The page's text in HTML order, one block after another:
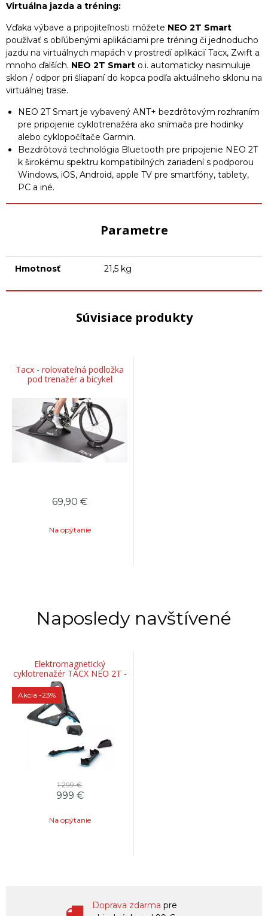
Virtuálna jazda a tréning:
Vďaka výbave a pripojiteľnosti môžete NEO 2T Smart
používať s obľúbenými aplikáciami pre tréning či jednoducho
jazdu na virtuálnych mapách v prostredí aplikácií Tacx, Zwift a
mnoho ďalších. NEO 2T Smart o.i. automaticky nasimuluje
sklon / odpor pri šliapaní do kopca podľa aktuálneho sklonu na
virtuálnej trase.
NEO 2T Smart je vybavený ANT+ bezdrôtovým rozhraním
pre pripojenie cyklotrenažéra ako snímača pre hodinky
alebo cyklopočítače Garmin.
Bezdrôtová technológia Bluetooth pre pripojenie NEO 2T
k širokému spektru kompatibilných zariadení s podporou
Windows, iOS, Android, apple TV pre smartfóny, tablety,
PC a iné.
Parametre
Hmotnosť 21,5 kg
Súvisiace produkty
Tacx - rolovateľná podložka
pod trenažér a bicykel
69,90 €
Na opýtanie
Naposledy navštívené
Elektromagnetický
cyklotrenažér TACX NEO 2T -
smart
Akcia -23%
1 299 €
999 €
Na opýtanie
Doprava zdarma pre